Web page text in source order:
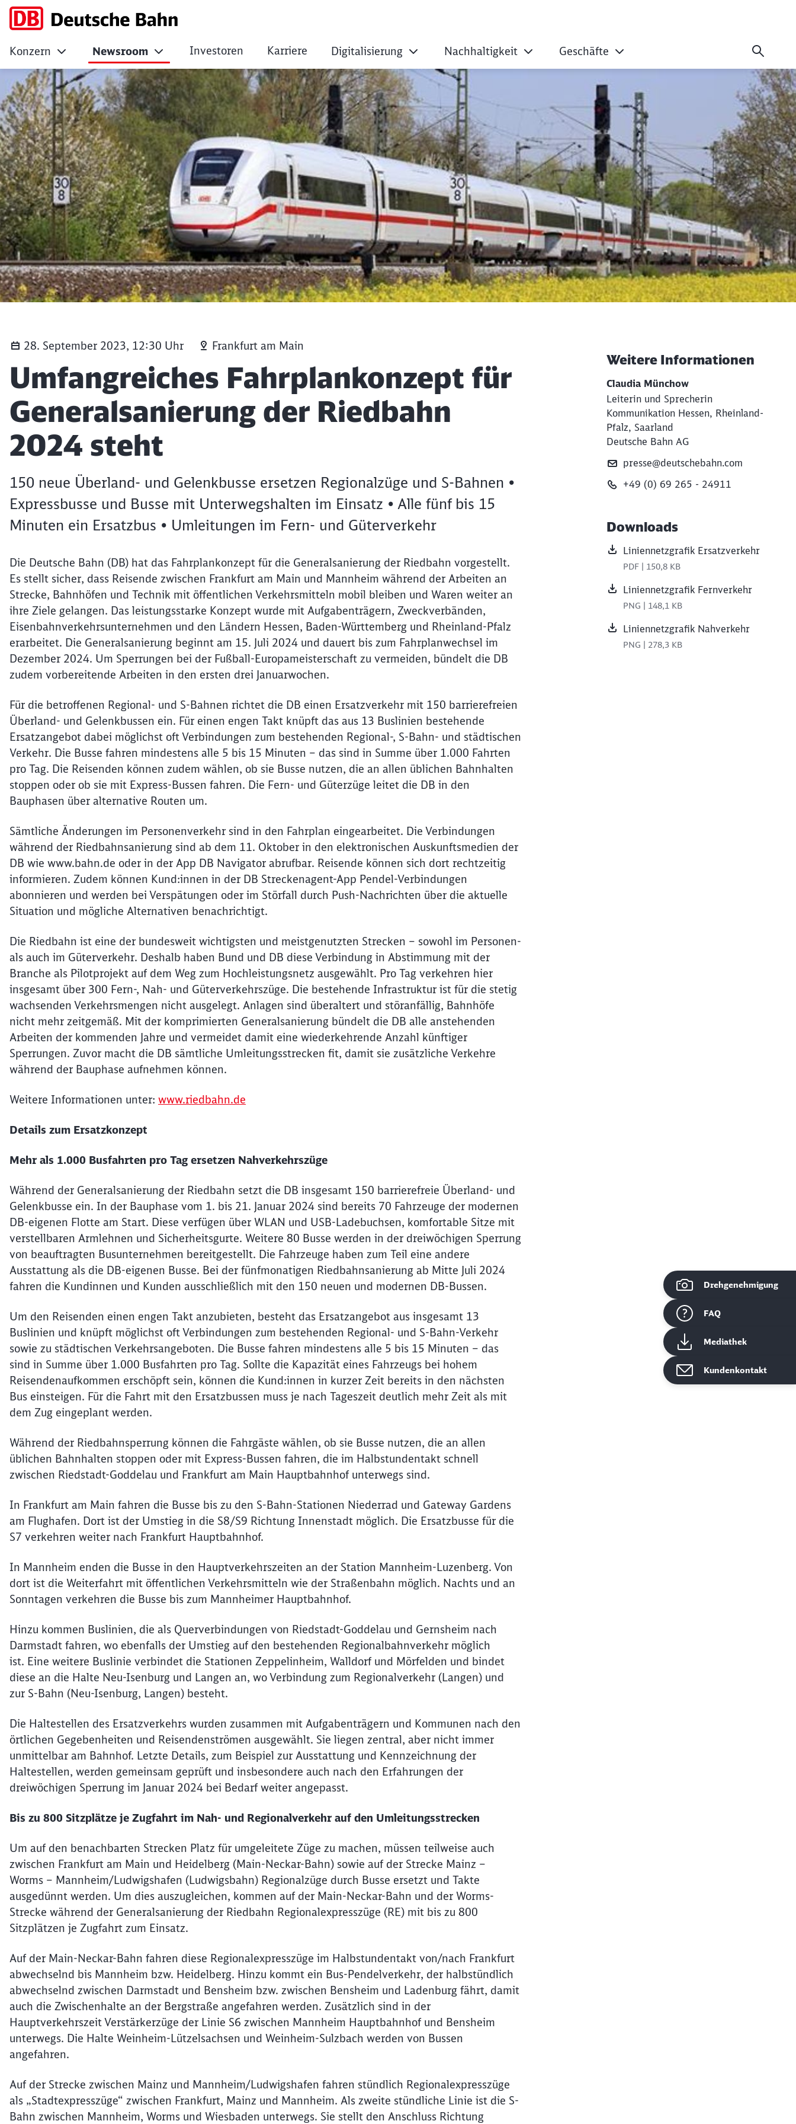
Umfangreiches Fahrplankonzept für Generalsanierung
Konzern Newsroom Investoren Karriere Digitalisierung Nachhaltigkeit Geschäfte
Drehgenehmigung
FAQ
Mediathek
Kundenkontakt
28. September 2023, 12:30 Uhr Frankfurt am Main
Artikel:
Umfangreiches Fahrplankonzept für
Generalsanierung der Riedbahn
2024 steht
150 neue Überland- und Gelenkbusse ersetzen Regionalzüge und S-Bahnen •
Expressbusse und Busse mit Unterwegshalten im Einsatz • Alle fünf bis 15
Minuten ein Ersatzbus • Umleitungen im Fern- und Güterverkehr
Die Deutsche Bahn (DB) hat das Fahrplankonzept für die Generalsanierung der Riedbahn vorgestellt.
Es stellt sicher, dass Reisende zwischen Frankfurt am Main und Mannheim während der Arbeiten an
Strecke, Bahnhöfen und Technik mit öffentlichen Verkehrsmitteln mobil bleiben und Waren weiter an
ihre Ziele gelangen. Das leistungsstarke Konzept wurde mit Aufgabenträgern, Zweckverbänden,
Eisenbahnverkehrsunternehmen und den Ländern Hessen, Baden-Württemberg und Rheinland-Pfalz
erarbeitet. Die Generalsanierung beginnt am 15. Juli 2024 und dauert bis zum Fahrplanwechsel im
Dezember 2024. Um Sperrungen bei der Fußball-Europameisterschaft zu vermeiden, bündelt die DB
zudem vorbereitende Arbeiten in den ersten drei Januarwochen.
Für die betroffenen Regional- und S-Bahnen richtet die DB einen Ersatzverkehr mit 150 barrierefreien
Überland- und Gelenkbussen ein. Für einen engen Takt knüpft das aus 13 Buslinien bestehende
Ersatzangebot dabei möglichst oft Verbindungen zum bestehenden Regional-, S-Bahn- und städtischen
Verkehr. Die Busse fahren mindestens alle 5 bis 15 Minuten – das sind in Summe über 1.000 Fahrten
pro Tag. Die Reisenden können zudem wählen, ob sie Busse nutzen, die an allen üblichen Bahnhalten
stoppen oder ob sie mit Express-Bussen fahren. Die Fern- und Güterzüge leitet die DB in den
Bauphasen über alternative Routen um.
Sämtliche Änderungen im Personenverkehr sind in den Fahrplan eingearbeitet. Die Verbindungen
während der Riedbahnsanierung sind ab dem 11. Oktober in den elektronischen Auskunftsmedien der
DB wie www.bahn.de oder in der App DB Navigator abrufbar. Reisende können sich dort rechtzeitig
informieren. Zudem können Kund:innen in der DB Streckenagent-App Pendel-Verbindungen
abonnieren und werden bei Verspätungen oder im Störfall durch Push-Nachrichten über die aktuelle
Situation und mögliche Alternativen benachrichtigt.
Die Riedbahn ist eine der bundesweit wichtigsten und meistgenutzten Strecken – sowohl im Personen-
als auch im Güterverkehr. Deshalb haben Bund und DB diese Verbindung in Abstimmung mit der
Branche als Pilotprojekt auf dem Weg zum Hochleistungsnetz ausgewählt. Pro Tag verkehren hier
insgesamt über 300 Fern-, Nah- und Güterverkehrszüge. Die bestehende Infrastruktur ist für die stetig
wachsenden Verkehrsmengen nicht ausgelegt. Anlagen sind überaltert und störanfällig, Bahnhöfe
nicht mehr zeitgemäß. Mit der komprimierten Generalsanierung bündelt die DB alle anstehenden
Arbeiten der kommenden Jahre und vermeidet damit eine wiederkehrende Anzahl künftiger
Sperrungen. Zuvor macht die DB sämtliche Umleitungsstrecken fit, damit sie zusätzliche Verkehre
während der Bauphase aufnehmen können.
Weitere Informationen unter: www.riedbahn.de
Details zum Ersatzkonzept
Mehr als 1.000 Busfahrten pro Tag ersetzen Nahverkehrszüge
Während der Generalsanierung der Riedbahn setzt die DB insgesamt 150 barrierefreie Überland- und
Gelenkbusse ein. In der Bauphase vom 1. bis 21. Januar 2024 sind bereits 70 Fahrzeuge der modernen
DB-eigenen Flotte am Start. Diese verfügen über WLAN und USB-Ladebuchsen, komfortable Sitze mit
verstellbaren Armlehnen und Sicherheitsgurte. Weitere 80 Busse werden in der dreiwöchigen Sperrung
von beauftragten Busunternehmen bereitgestellt. Die Fahrzeuge haben zum Teil eine andere
Ausstattung als die DB-eigenen Busse. Bei der fünfmonatigen Riedbahnsanierung ab Mitte Juli 2024
fahren die Kundinnen und Kunden ausschließlich mit den 150 neuen und modernen DB-Bussen.
Um den Reisenden einen engen Takt anzubieten, besteht das Ersatzangebot aus insgesamt 13
Buslinien und knüpft möglichst oft Verbindungen zum bestehenden Regional- und S-Bahn-Verkehr
sowie zu städtischen Verkehrsangeboten. Die Busse fahren mindestens alle 5 bis 15 Minuten – das
sind in Summe über 1.000 Busfahrten pro Tag. Sollte die Kapazität eines Fahrzeugs bei hohem
Reisendenaufkommen erschöpft sein, können die Kund:innen in kurzer Zeit bereits in den nächsten
Bus einsteigen. Für die Fahrt mit den Ersatzbussen muss je nach Tageszeit deutlich mehr Zeit als mit
dem Zug eingeplant werden.
Während der Riedbahnsperrung können die Fahrgäste wählen, ob sie Busse nutzen, die an allen
üblichen Bahnhalten stoppen oder mit Express-Bussen fahren, die im Halbstundentakt schnell
zwischen Riedstadt-Goddelau und Frankfurt am Main Hauptbahnhof unterwegs sind.
In Frankfurt am Main fahren die Busse bis zu den S-Bahn-Stationen Niederrad und Gateway Gardens
am Flughafen. Dort ist der Umstieg in die S8/S9 Richtung Innenstadt möglich. Die Ersatzbusse für die
S7 verkehren weiter nach Frankfurt Hauptbahnhof.
In Mannheim enden die Busse in den Hauptverkehrszeiten an der Station Mannheim-Luzenberg. Von
dort ist die Weiterfahrt mit öffentlichen Verkehrsmitteln wie der Straßenbahn möglich. Nachts und an
Sonntagen verkehren die Busse bis zum Mannheimer Hauptbahnhof.
Hinzu kommen Buslinien, die als Querverbindungen von Riedstadt-Goddelau und Gernsheim nach
Darmstadt fahren, wo ebenfalls der Umstieg auf den bestehenden Regionalbahnverkehr möglich
ist. Eine weitere Buslinie verbindet die Stationen Zeppelinheim, Walldorf und Mörfelden und bindet
diese an die Halte Neu-Isenburg und Langen an, wo Verbindung zum Regionalverkehr (Langen) und
zur S-Bahn (Neu-Isenburg, Langen) besteht.
Die Haltestellen des Ersatzverkehrs wurden zusammen mit Aufgabenträgern und Kommunen nach den
örtlichen Gegebenheiten und Reisendenströmen ausgewählt. Sie liegen zentral, aber nicht immer
unmittelbar am Bahnhof. Letzte Details, zum Beispiel zur Ausstattung und Kennzeichnung der
Haltestellen, werden gemeinsam geprüft und insbesondere auch nach den Erfahrungen der
dreiwöchigen Sperrung im Januar 2024 bei Bedarf weiter angepasst.
Bis zu 800 Sitzplätze je Zugfahrt im Nah- und Regionalverkehr auf den Umleitungsstrecken
Um auf den benachbarten Strecken Platz für umgeleitete Züge zu machen, müssen teilweise auch
zwischen Frankfurt am Main und Heidelberg (Main-Neckar-Bahn) sowie auf der Strecke Mainz –
Worms – Mannheim/Ludwigshafen (Ludwigsbahn) Regionalzüge durch Busse ersetzt und Takte
ausgedünnt werden. Um dies auszugleichen, kommen auf der Main-Neckar-Bahn und der Worms-
Strecke während der Generalsanierung der Riedbahn Regionalexpresszüge (RE) mit bis zu 800
Sitzplätzen je Zugfahrt zum Einsatz.
Auf der Main-Neckar-Bahn fahren diese Regionalexpresszüge im Halbstundentakt von/nach Frankfurt
abwechselnd bis Mannheim bzw. Heidelberg. Hinzu kommt ein Bus-Pendelverkehr, der halbstündlich
abwechselnd zwischen Darmstadt und Bensheim bzw. zwischen Bensheim und Ladenburg fährt, damit
auch die Zwischenhalte an der Bergstraße angefahren werden. Zusätzlich sind in der
Hauptverkehrszeit Verstärkerzüge der Linie S6 zwischen Mannheim Hauptbahnhof und Bensheim
unterwegs. Die Halte Weinheim-Lützelsachsen und Weinheim-Sulzbach werden von Bussen
angefahren.
Auf der Strecke zwischen Mainz und Mannheim/Ludwigshafen fahren stündlich Regionalexpresszüge
als „Stadtexpresszüge“ zwischen Frankfurt, Mainz und Mannheim. Als zweite stündliche Linie ist die S-
Bahn zwischen Mannheim, Worms und Wiesbaden unterwegs. Sie stellt den Anschluss Richtung
Weiterführende
Weitere Informationen
Claudia Münchow
Leiterin und Sprecherin
Kommunikation Hessen, Rheinland-
Pfalz, Saarland
Deutsche Bahn AG
presse@deutschebahn.com
+49 (0) 69 265 - 24911
Downloads
Liniennetzgrafik Ersatzverkehr
PDF | 150,8 KB
Liniennetzgrafik Fernverkehr
PNG | 148,1 KB
Liniennetzgrafik Nahverkehr
PNG | 278,3 KB
Möchten Sie zuweitergeleitet werden?
Abbrechen Weiter